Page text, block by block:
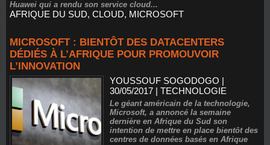
Huawei qui a rendu son service cloud...
AFRIQUE DU SUD, CLOUD, MICROSOFT
MICROSOFT : BIENTÔT DES DATACENTERS
DÉDIÉS À L’AFRIQUE POUR PROMOUVOIR
L’INNOVATION
YOUSSOUF SOGODOGO |
30/05/2017 |TECHNOLOGIE
Le géant américain de la technologie,
Microsoft, a annoncé la semaine
dernière en Afrique du Sud son
intention de mettre en place bientôt des
centres de données basés en Afrique